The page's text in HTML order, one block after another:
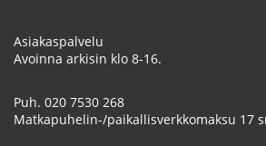
Asiakaspalvelu
Avoinna arkisin klo 8-16.
Puh. 020 7530 268
Matkapuhelin-/paikallisverkkomaksu 17